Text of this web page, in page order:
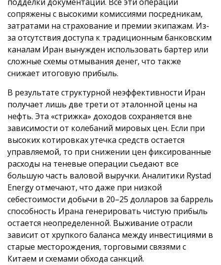
сопряжены с высокими комиссиями посредникам,
затратами на страхование и премии экипажам. Из-
за отсутствия доступа к традиционным банковским
каналам Иран вынужден использовать бартер или
сложные схемы отмывания денег, что также
снижает итоговую прибыль.
В результате структурной неэффективности Иран
получает лишь две трети от эталонной цены на
нефть. Эта «стрижка» доходов сохраняется вне
зависимости от колебаний мировых цен. Если при
высоких котировках утечка средств остается
управляемой, то при снижении цен фиксированные
расходы на теневые операции съедают все
большую часть валовой выручки. Аналитики Rystad
Energy отмечают, что даже при низкой
себестоимости добычи в 20–25 долларов за баррель
способность Ирана генерировать чистую прибыль
остается неопределенной. Выживание отрасли
зависит от хрупкого баланса между инвестициями в
старые месторождения, торговыми связями с
Китаем и схемами обхода санкций.